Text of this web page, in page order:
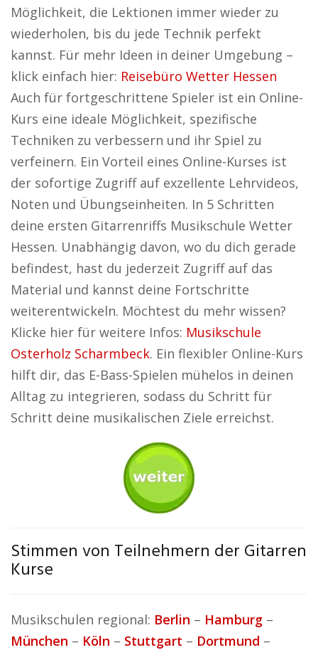
Möglichkeit, die Lektionen immer wieder zu
wiederholen, bis du jede Technik perfekt
kannst. Für mehr Ideen in deiner Umgebung –
klick einfach hier: Reisebüro Wetter Hessen
Auch für fortgeschrittene Spieler ist ein Online-
Kurs eine ideale Möglichkeit, spezifische
Techniken zu verbessern und ihr Spiel zu
verfeinern. Ein Vorteil eines Online-Kurses ist
der sofortige Zugriff auf exzellente Lehrvideos,
Noten und Übungseinheiten. In 5 Schritten
deine ersten Gitarrenriffs Musikschule Wetter
Hessen. Unabhängig davon, wo du dich gerade
befindest, hast du jederzeit Zugriff auf das
Material und kannst deine Fortschritte
weiterentwickeln. Möchtest du mehr wissen?
Klicke hier für weitere Infos: Musikschule
Osterholz Scharmbeck. Ein flexibler Online-Kurs
hilft dir, das E-Bass-Spielen mühelos in deinen
Alltag zu integrieren, sodass du Schritt für
Schritt deine musikalischen Ziele erreichst.
Stimmen von Teilnehmern der Gitarren
Kurse
Musikschulen regional: Berlin – Hamburg –
München – Köln – Stuttgart – Dortmund –